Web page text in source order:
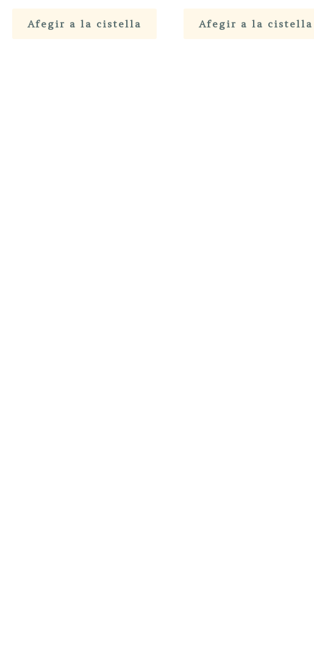
Afegir a la cistella
20,00€.15,00€.
Afegir a la cistella